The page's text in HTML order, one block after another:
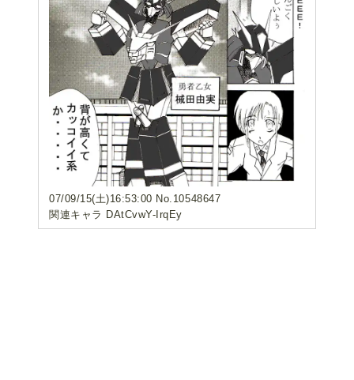
07/09/15(土)16:53:00 No.10548647
関連キャラ DAtCvwY-IrqEy